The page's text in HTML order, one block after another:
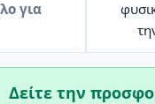
για
Δείτε την